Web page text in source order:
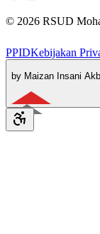
© 2026 RSUD
PPIDKebijakan
by Maizan Insani